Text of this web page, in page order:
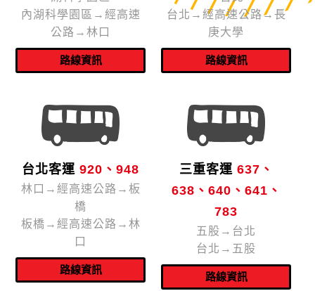
內湖科學園區→經高速
公路→林口
台北→經高速公路→長
庚大學
台北客運 920、948
林口→經高速公路→板
橋
板橋→經高速公路→林
口
三重客運 637、
638、640、641、
783
五股→台北
台北→五股